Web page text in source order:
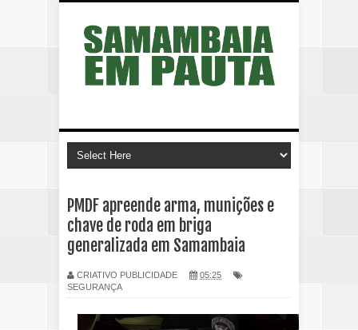
PMDF apreende arma, munições e
chave de roda em briga
generalizada em Samambaia
CRIATIVO PUBLICIDADE
05:25
SEGURANÇA